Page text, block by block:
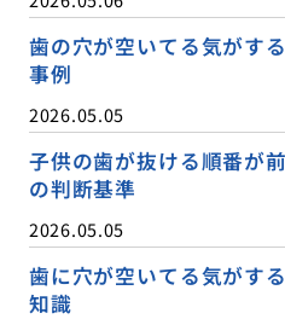
歯の穴が空いてる気がす
事例
2026.05.05
子供の歯が抜ける順番が
の判断基準
2026.05.05
歯に穴が空いてる気がす
知識